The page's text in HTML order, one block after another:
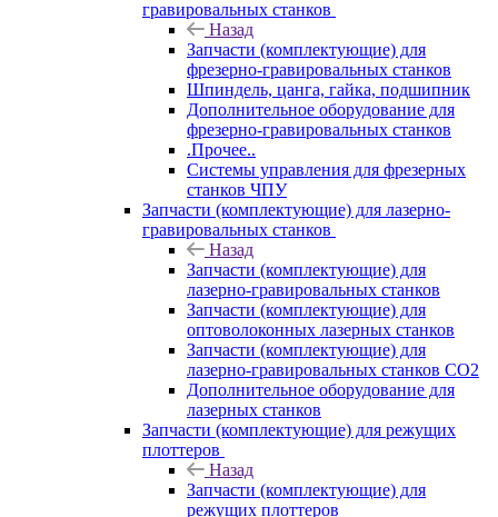
гравировальных станков
Назад
Запчасти (комплектующие) для
фрезерно-гравировальных станков
Шпиндель, цанга, гайка, подшипник
Дополнительное оборудование для
фрезерно-гравировальных станков
.Прочее..
Системы управления для фрезерных
станков ЧПУ
Запчасти (комплектующие) для лазерно-
гравировальных станков
Назад
Запчасти (комплектующие) для
лазерно-гравировальных станков
Запчасти (комплектующие) для
оптоволоконных лазерных станков
Запчасти (комплектующие) для
лазерно-гравировальных станков CO2
Дополнительное оборудование для
лазерных станков
Запчасти (комплектующие) для режущих
плоттеров
Назад
Запчасти (комплектующие) для
режущих плоттеров